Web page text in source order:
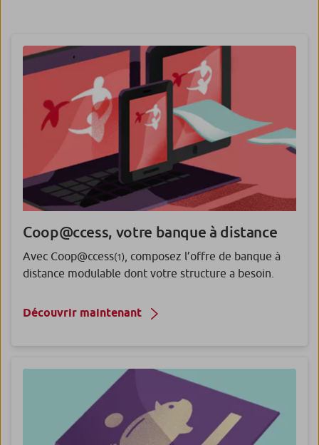
Coop@ccess, votre banque à distance
Avec Coop@ccess(1) , composez l’offre de banque à
distance modulable dont votre structure a besoin.
Découvrir maintenant